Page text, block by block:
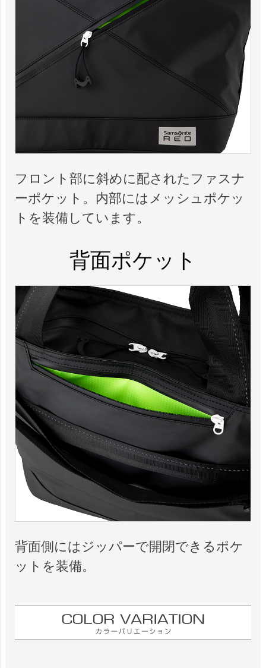
フロント部に斜めに配されたファスナ
ーポケット。内部にはメッシュポケッ
トを装備しています。
背面ポケット
背面側にはジッパーで開閉できるポケ
ットを装備。